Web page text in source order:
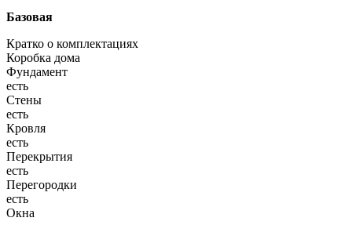
Базовая
Кратко о комплектациях
Коробка дома
Фундамент
есть
Стены
есть
Кровля
есть
Перекрытия
есть
Перегородки
есть
Окна